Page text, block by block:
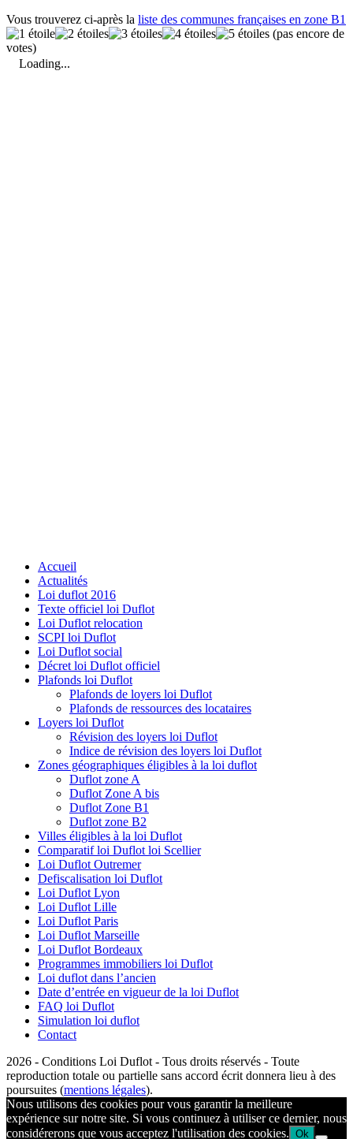
Vous trouverez ci-après la liste des communes françaises en zone B1
(pas encore de
votes)
Loading...
Accueil
Actualités
Loi duflot 2016
Texte officiel loi Duflot
Loi Duflot relocation
SCPI loi Duflot
Loi Duflot social
Décret loi Duflot officiel
Plafonds loi Duflot
Plafonds de loyers loi Duflot
Plafonds de ressources des locataires
Loyers loi Duflot
Révision des loyers loi Duflot
Indice de révision des loyers loi Duflot
Zones géographiques éligibles à la loi duflot
Duflot zone A
Duflot Zone A bis
Duflot Zone B1
Duflot zone B2
Villes éligibles à la loi Duflot
Comparatif loi Duflot loi Scellier
Loi Duflot Outremer
Defiscalisation loi Duflot
Loi Duflot Lyon
Loi Duflot Lille
Loi Duflot Paris
Loi Duflot Marseille
Loi Duflot Bordeaux
Programmes immobiliers loi Duflot
Loi duflot dans l’ancien
Date d’entrée en vigueur de la loi Duflot
FAQ loi Duflot
Simulation loi duflot
Contact
2026 - Conditions Loi Duflot - Tous droits réservés - Toute
reproduction totale ou partielle sans accord écrit donnera lieu à des
poursuites (mentions légales).
Nous utilisons des cookies pour vous garantir la meilleure
expérience sur notre site. Si vous continuez à utiliser ce dernier, nous
considérerons que vous acceptez l'utilisation des cookies. Ok